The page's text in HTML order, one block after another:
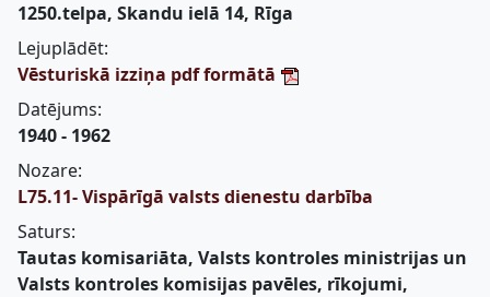
1250.telpa, Skandu ielā 14, Rīga
Lejuplādēt:
Vēsturiskā izziņa pdf formātā
Datējums:
1940 - 1962
Nozare:
L75.11- Vispārīgā valsts dienestu darbība
Saturs:
Tautas komisariāta, Valsts kontroles ministrijas un
Valsts kontroles komisijas pavēles, rīkojumi,